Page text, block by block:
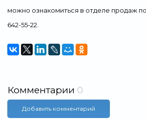
можно ознакомиться в отделе продаж
642-55-22.
Комментарии 0
Добавить комментарий